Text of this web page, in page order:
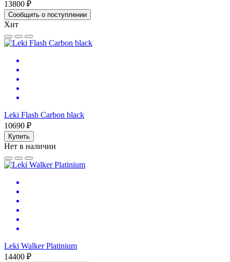
13800 ₽
Сообщить о поступлении
Хит
Leki Flash Carbon black
10690 ₽
Купить
Нет в наличии
Leki Walker Platinium
14400 ₽